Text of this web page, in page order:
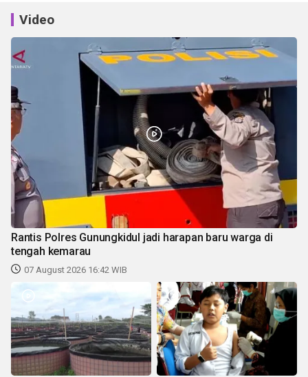
Video
Rantis Polres Gunungkidul jadi harapan baru warga di
tengah kemarau
07 August 2026 16:42 WIB